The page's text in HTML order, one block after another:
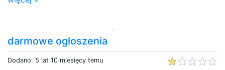
darmowe ogłoszenia
Dodano: 5 lat 10 miesięcy temu